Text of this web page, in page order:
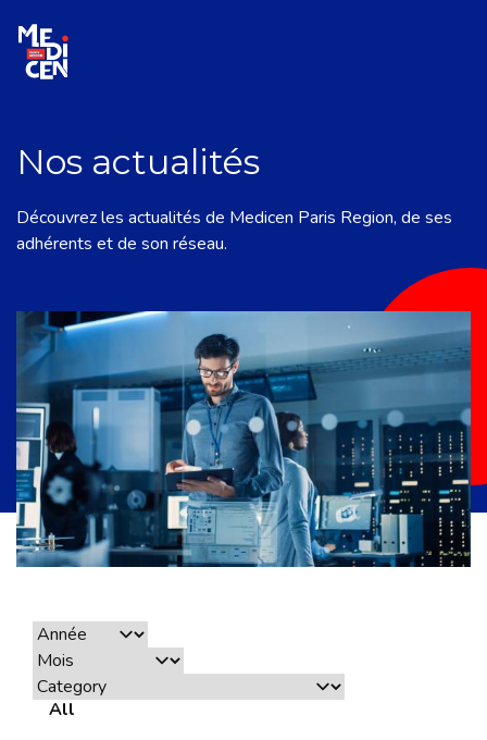
Nos actualités
Découvrez les actualités de Medicen Paris Region, de ses
adhérents et de son réseau.
All